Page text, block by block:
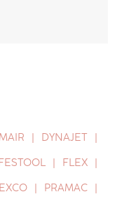
DYNAJET
FESTOOL
FLEX
PRAMAC